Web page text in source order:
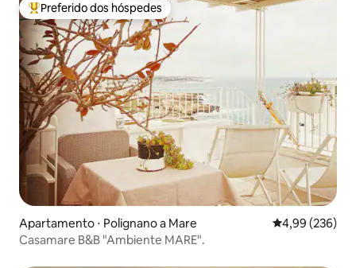
Entre os melhores preferidos dos hóspedes
Preferido dos hóspedes
Apartamento ⋅ Polignano a Mare 4,99 de uma
4,99 (236)
Casamare B&B "Ambiente MARE".